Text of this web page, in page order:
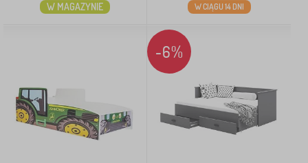
W MAGAZYNIE W CIĄGU 14 DNI
-6%